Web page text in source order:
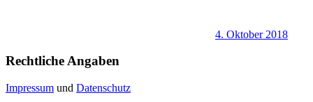
4. Oktober 2018
Rechtliche Angaben
Impressum und Datenschutz